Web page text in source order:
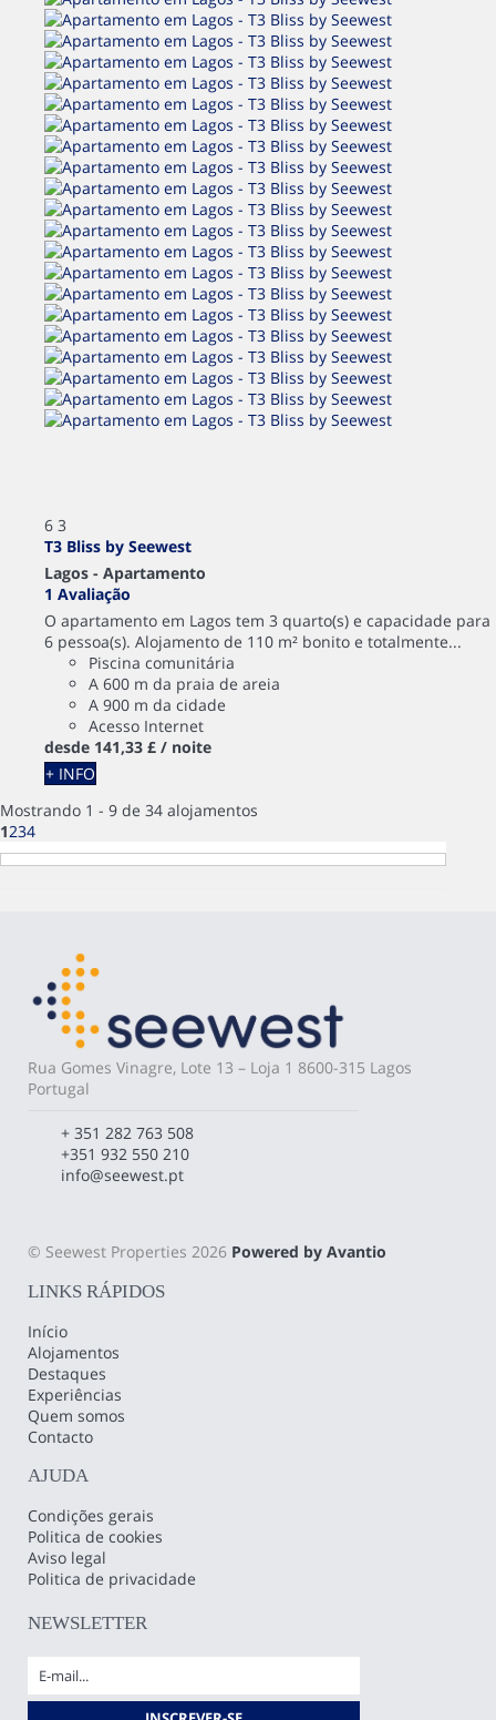
6 3
T3 Bliss by Seewest
Lagos - Apartamento
1 Avaliação
O apartamento em Lagos tem 3 quarto(s) e capacidade para
6 pessoa(s). Alojamento de 110 m² bonito e totalmente...
Piscina comunitária
A 600 m da praia de areia
A 900 m da cidade
Acesso Internet
desde 141,33 £ / noite
+ INFO
Mostrando 1 - 9 de 34 alojamentos
1234
Rua Gomes Vinagre, Lote 13 – Loja 1 8600-315 Lagos
Portugal
+ 351 282 763 508
+351 932 550 210
info@seewest.pt
© Seewest Properties 2026 Powered by Avantio
LINKS RÁPIDOS
Início
Alojamentos
Destaques
Experiências
Quem somos
Contacto
AJUDA
Condições gerais
Politica de cookies
Aviso legal
Politica de privacidade
NEWSLETTER